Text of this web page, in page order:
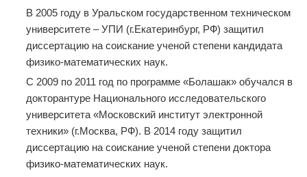
В 2005 году в Уральском государственном техническом
университете – УПИ (г.Екатеринбург, РФ) защитил
диссертацию на соискание ученой степени кандидата
физико-математических наук.
С 2009 по 2011 год по программе «Болашак» обучался в
докторантуре Национального исследовательского
университета «Московский институт электронной
техники» (г.Москва, РФ). В 2014 году защитил
диссертацию на соискание ученой степени доктора
физико-математических наук.